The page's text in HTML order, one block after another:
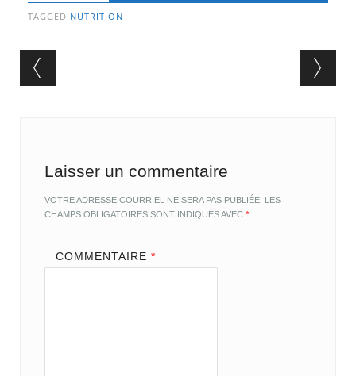
TAGGED NUTRITION
Post navigation
Laisser un commentaire
VOTRE ADRESSE COURRIEL NE SERA PAS PUBLIÉE. LES
CHAMPS OBLIGATOIRES SONT INDIQUÉS AVEC*
COMMENTAIRE *